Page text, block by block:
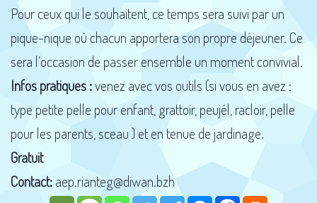
Pour ceux qui le souhaitent, ce temps sera suivi par un
pique-nique où chacun apportera son propre déjeuner. Ce
sera l’occasion de passer ensemble un moment convivial.
Infos pratiques :venez avec vos outils (si vous en avez :
type petite pelle pour enfant, grattoir, peujél, racloir, pelle
pour les parents, sceau ) et en tenue de jardinage.
Gratuit
Contact:aep.rianteg@diwan.bzh